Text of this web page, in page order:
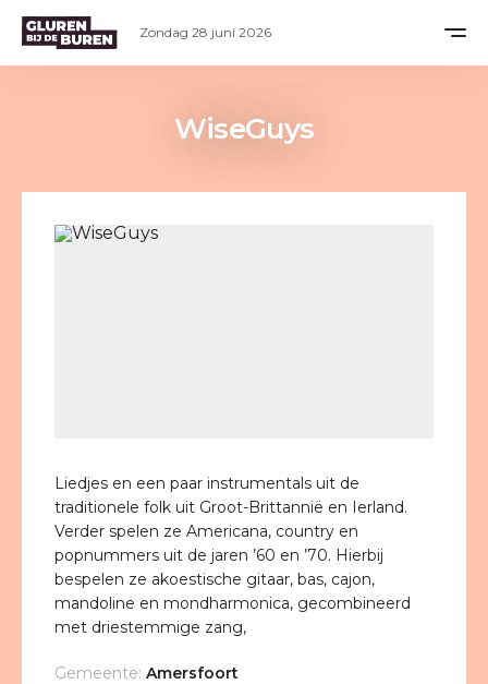
WiseGuys
Liedjes en een paar instrumentals uit de
traditionele folk uit Groot-Brittannië en Ierland.
Verder spelen ze Americana, country en
popnummers uit de jaren ’60 en ’70. Hierbij
bespelen ze akoestische gitaar, bas, cajon,
mandoline en mondharmonica, gecombineerd
met driestemmige zang,
Gemeente: Amersfoort
Zondag 28 juni 2026